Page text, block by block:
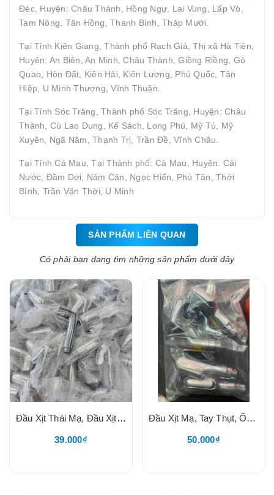
Đéc, Huyện: Châu Thành, Hồng Ngự, Lai Vung, Lấp Vò,
Tam Nông, Tân Hồng, Thanh Bình, Tháp Mười.
Tại Tỉnh Kiên Giang, Thành phố Rạch Giá, Thị xã Hà Tiên,
Huyện: An Biên, An Minh, Châu Thành, Giồng Riềng, Gò
Quao, Hòn Đất, Kiên Hải, Kiên Lương, Phú Quốc, Tân
Hiệp, U Minh Thượng, Vĩnh Thuận.
Tại Tỉnh Sóc Trăng, Thành phố Sóc Trăng, Huyện: Châu
Thành, Cù Lao Dung, Kế Sách, Long Phú, Mỹ Tú, Mỹ
Xuyên, Ngã Năm, Thạnh Trị, Trần Đề, Vĩnh Châu.
Tại Tỉnh Cà Mau, Tại Thành phố: Cà Mau, Huyện: Cái
Nước, Đầm Dơi, Năm Căn, Ngọc Hiển, Phú Tân, Thới
Bình, Trần Văn Thời, U Minh
SẢN PHẨM LIÊN QUAN
Có phải bạn đang tìm những sản phẩm dưới đây
Đầu Xịt Thái Mạ, Đầu Xịt Nhựa Mạ Số 06
39.000₫
Đầu Xịt Mạ, Tay Thụt, Ốc Chụp Mạ, Ty Đồng PARTIAL (Loại 1)
50.000₫